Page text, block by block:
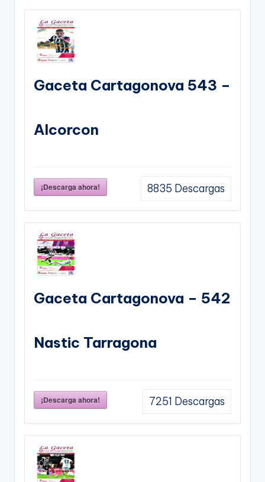
Gaceta Cartagonova 543 –
Alcorcon
¡Descarga ahora! 8835 Descargas
Gaceta Cartagonova – 542
Nastic Tarragona
¡Descarga ahora! 7251 Descargas